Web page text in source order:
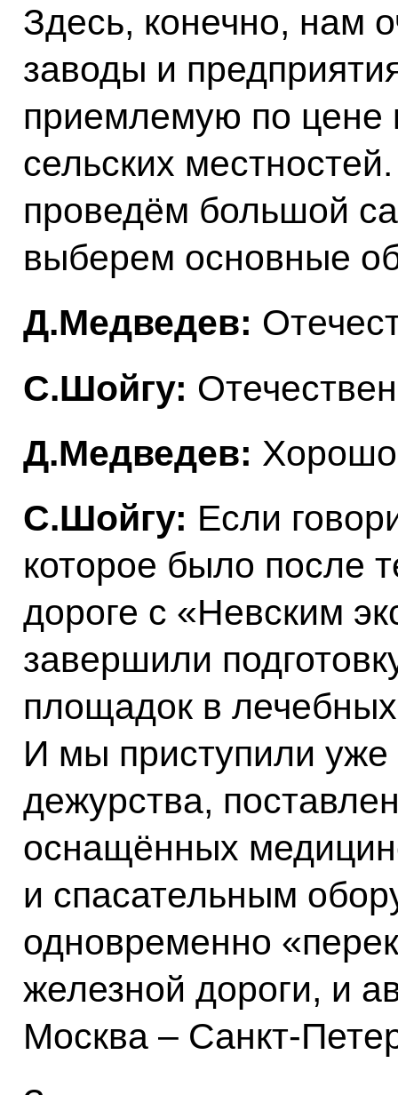
Здесь, конечно, нам
заводы и
приемлемую по цене
сельских
проведём большой
выберем основные
Д.Медведев:
С.Шойгу:
Д.Медведев:
С.Шойгу: Если
которое было после
дороге с «Невским
завершили
площадок в
И мы приступили уже
дежурства,
оснащённых
и спасательным
одновременно
железной дороги, и
Москва – Санкт-